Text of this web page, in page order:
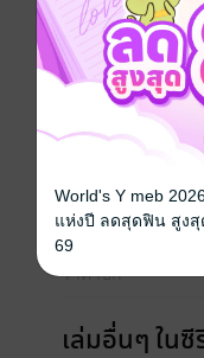
แฟนตาซี
ซีรีส์
ประเภทไฟล์
ความยาว
ราคาปก
เล่มอื่นๆ ในซี
World's Y meb
แห่งปี ลดสุดฟิน สูงสุ
69